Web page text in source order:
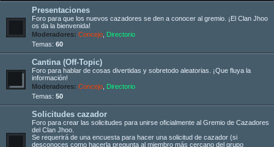
Presentaciones
Foro para que los nuevos cazadores se den a conocer al gremio. ¡El Clan Jhoo
os da la bienvenida!
Moderadores: Concejo Directorio
Temas: 60
Cantina (Off-Topic)
Foro para hablar de cosas divertidas y sobretodo aleatorias. ¡Que fluya la
información!
Moderadores: Concejo Directorio
Temas: 50
Solicitudes cazador
Foro para crear las solicitudes para unirse oficialmente al Gremio de Cazadores
del Clan Jhoo.
Se requerirá de una encuesta para hacer una solicitud de cazador (si
desconoces como hacerla pregunta al miembro más cercano del grupo